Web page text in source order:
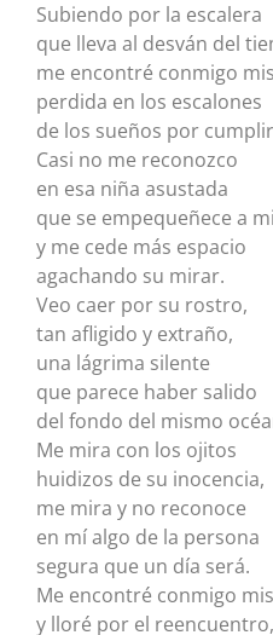
Subiendo por la escalera
que lleva al desván del
me encontré conmigo
perdida en los escalones
de los sueños por
Casi no me reconozco
en esa niña asustada
que se empequeñece a
y me cede más espacio
agachando su mirar.
Veo caer por su rostro,
tan afligido y extraño,
una lágrima silente
que parece haber salido
del fondo del mismo
Me mira con los ojitos
huidizos de su inocencia,
me mira y no reconoce
en mí algo de la persona
segura que un día será.
Me encontré conmigo
y lloré por el reencuentro,